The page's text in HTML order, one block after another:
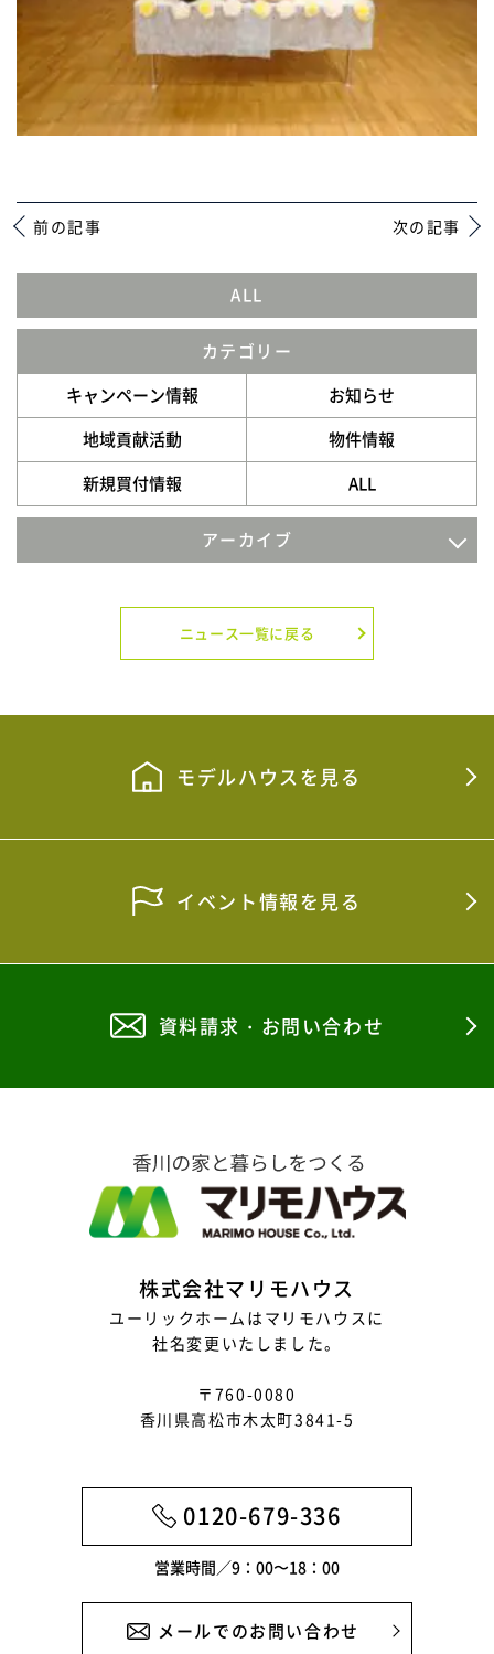
前の記事 次の記事
ALL
カテゴリー
キャンペーン情報
お知らせ
地域貢献活動
物件情報
新規買付情報
ALL
アーカイブ
2026年7月
2026年3月
2026年2月
2025年11月
2025年7月
2025年6月
2025年4月
2025年3月
2025年1月
2024年12月
2024年11月
2024年9月
2024年8月
2024年6月
2024年5月
ニュース一覧に戻る
モデルハウスを見る
イベント情報を見る
資料請求・お問い合わせ
株式会社マリモハウス
ユーリックホームはマリモハウスに
社名変更いたしました。
〒760-0080
香川県高松市木太町3841-5
0120-679-336
営業時間／9：00〜18：00
メールでのお問い合わせ